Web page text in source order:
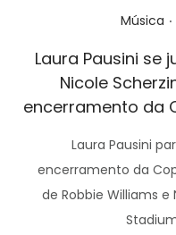
Posted in
Música .
Laura Pausini se
Nicole
encerramento da
Laura Pausini
encerramento da
de Robbie Williams e